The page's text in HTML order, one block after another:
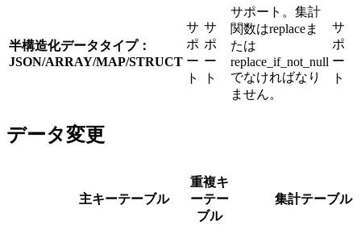
半構造化データタイプ：
JSON/ARRAY/MAP/STRUCT
サ
ポ
ー
ト
サ
ポ
ー
ト
サポート。集計
関数はreplaceま
たは
replace_if_not_null
でなければなり
ません。
サ
ポ
ー
ト
データ変更
主キーテーブル
重複キ
ーテー
ブル
集計テーブル